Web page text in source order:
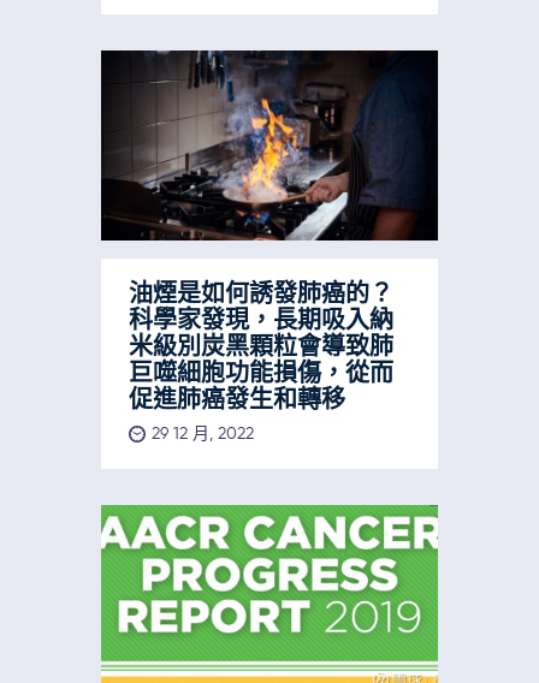
油煙是如何誘發肺癌的？
科學家發現，長期吸入納
米級別炭黑顆粒會導致肺
巨噬細胞功能損傷，從而
促進肺癌發生和轉移
29 12 月, 2022